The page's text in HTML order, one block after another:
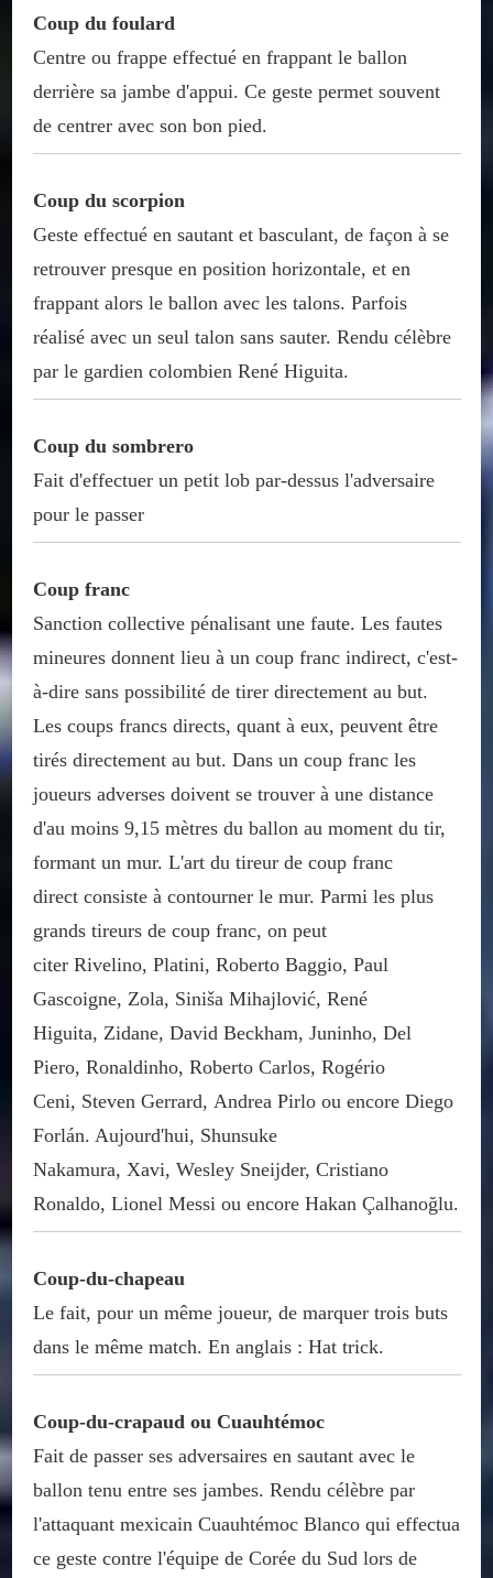
Coup du foulard
Centre ou frappe effectué en frappant le ballon
derrière sa jambe d'appui. Ce geste permet souvent
de centrer avec son bon pied.
Coup du scorpion
Geste effectué en sautant et basculant, de façon à se
retrouver presque en position horizontale, et en
frappant alors le ballon avec les talons. Parfois
réalisé avec un seul talon sans sauter. Rendu célèbre
par le gardien colombien René Higuita.
Coup du sombrero
Fait d'effectuer un petit lob par-dessus l'adversaire
pour le passer
Coup franc
Sanction collective pénalisant une faute. Les fautes
mineures donnent lieu à un coup franc indirect, c'est-
à-dire sans possibilité de tirer directement au but.
Les coups francs directs, quant à eux, peuvent être
tirés directement au but. Dans un coup franc les
joueurs adverses doivent se trouver à une distance
d'au moins 9,15 mètres du ballon au moment du tir,
formant un mur. L'art du tireur de coup franc
direct consiste à contourner le mur. Parmi les plus
grands tireurs de coup franc, on peut
citer Rivelino, Platini, Roberto Baggio, Paul
Gascoigne, Zola, Siniša Mihajlović, René
Higuita, Zidane, David Beckham, Juninho, Del
Piero, Ronaldinho, Roberto Carlos, Rogério
Ceni, Steven Gerrard, Andrea Pirlo ou encore Diego
Forlán. Aujourd'hui, Shunsuke
Nakamura, Xavi, Wesley Sneijder, Cristiano
Ronaldo, Lionel Messi ou encore Hakan Çalhanoğlu.
Coup-du-chapeau
Le fait, pour un même joueur, de marquer trois buts
dans le même match. En anglais : Hat trick.
Coup-du-crapaud ou Cuauhtémoc
Fait de passer ses adversaires en sautant avec le
ballon tenu entre ses jambes. Rendu célèbre par
l'attaquant mexicain Cuauhtémoc Blanco qui effectua
ce geste contre l'équipe de Corée du Sud lors de